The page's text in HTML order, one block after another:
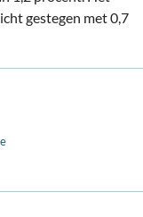
gestegen met 0,7